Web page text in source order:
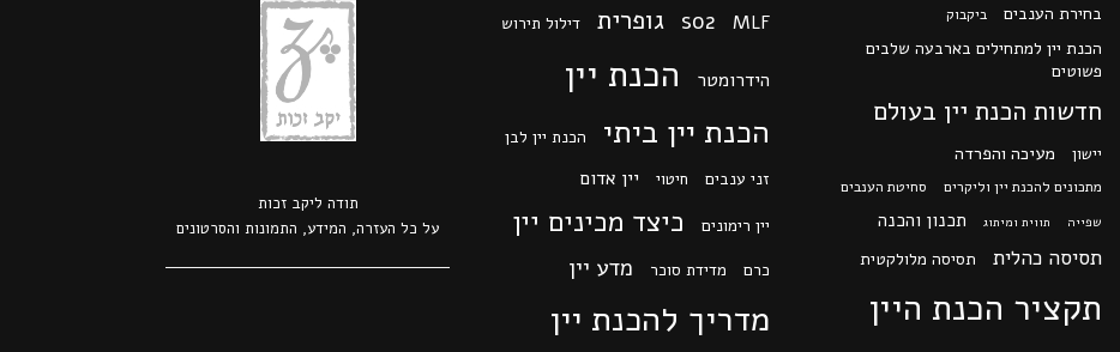
בחירת הענבים ביקבוק
הכנת יין למתחילים בארבעה שלבים
פשוטים
חדשות הכנת יין בעולם
יישון מעיכה והפרדה
מתכונים להכנת יין וליקרים סחיטת הענבים
שפייה תווית ומיתוג תכנון והכנה
תסיסה כהלית תסיסה מלולקטית
תקציר הכנת היין
MLF
so2 גופרית דילול תירוש
הידרומטר הכנת יין
הכנת יין ביתי
הכנת יין לבן
זני ענבים
חיטוי יין אדום
יין רימונים כיצד מכינים יין
כרם מדידת סוכר מדע יין
מדריך להכנת יין
תודה ליקב זכות
על כל העזרה, המידע, התמונות והסרטונים